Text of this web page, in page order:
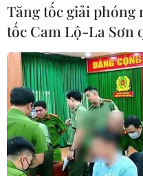
Giới chức Mỹ bác
Tăng tốc giải phóng
tốc Cam Lộ-La Sơn